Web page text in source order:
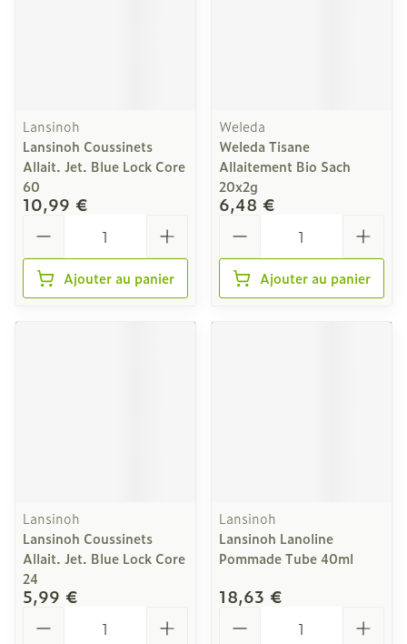
Lansinoh
Lansinoh Coussinets
Allait. Jet. Blue Lock Core
60
10,99 €
Ajouter au panier
Weleda
Weleda Tisane
Allaitement Bio Sach
20x2g
6,48 €
Ajouter au panier
Lansinoh
Lansinoh Coussinets
Allait. Jet. Blue Lock Core
24
5,99 €
Lansinoh
Lansinoh Lanoline
Pommade Tube 40ml
18,63 €